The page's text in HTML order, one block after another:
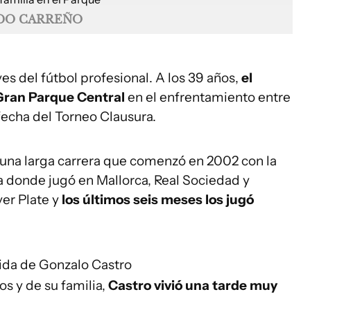
CARREÑO
del fútbol profesional. A los 39 años, el
Parque Central en el enfrentamiento entre
del Torneo Clausura.
larga carrera que comenzó en 2002 con la
jugó en Mallorca, Real Sociedad y
Plate y los últimos seis meses los jugó
de Gonzalo Castro
y de su familia, Castro vivió una tarde muy